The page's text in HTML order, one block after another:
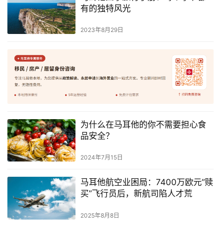
有的独特风光
2023年8月29日
为什么在马耳他的你不需要担心食
品安全？
2024年7月15日
马耳他航空业困局：7400万欧元”赎
买”飞行员后，新航司陷人才荒
2025年8月8日